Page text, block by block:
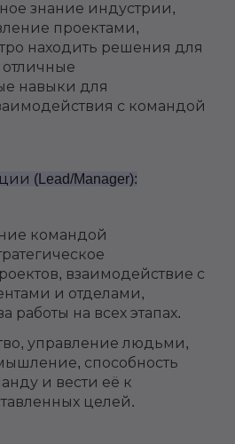
знание индустрии,
проектами,
находить решения для
навыки для
с командой
(Lead/Manager):
командой
взаимодействие с
и отделами,
работы на всех этапах.
управление людьми,
способность
и вести её к
целей.